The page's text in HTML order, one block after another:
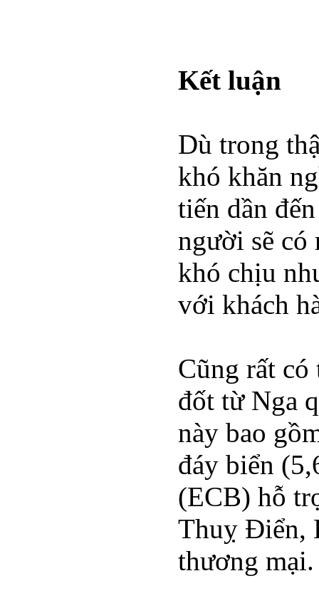
Kết luận
Dù trong
khó khăn
tiến dần
người sẽ có
khó chịu
với khách
Cũng rất
đốt từ Nga
này bao
đáy biển
(ECB) hỗ
Thuỵ Điển,
thương